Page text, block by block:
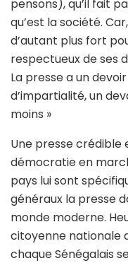
pensons), qu’il fait
qu’est la société.
d’autant plus fort
respectueux de ses
La presse a un
d’impartialité, un
moins »
Une presse crédible
démocratie en
pays lui sont
généraux la presse
monde moderne.
citoyenne nationale
chaque Sénégalais